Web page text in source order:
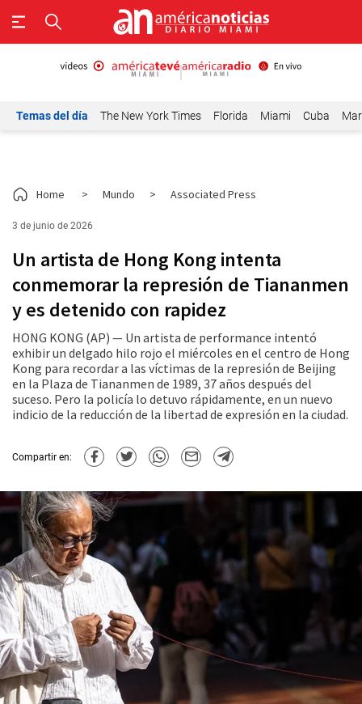
Temas del día The New York Times Florida Miami Cuba
Home > Mundo > Associated Press
3 de junio de 2026
Un artista de Hong Kong intenta
conmemorar la represión de Tiananmen
y es detenido con rapidez
HONG KONG (AP) — Un artista de performance intentó
exhibir un delgado hilo rojo el miércoles en el centro de Hong
Kong para recordar a las víctimas de la represión de Beijing
en la Plaza de Tiananmen de 1989, 37 años después del
suceso. Pero la policía lo detuvo rápidamente, en un nuevo
indicio de la reducción de la libertad de expresión en la ciudad.
Compartir en: